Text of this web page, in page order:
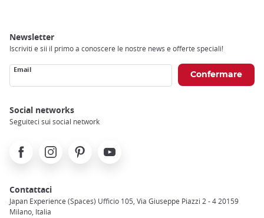
Newsletter
Iscriviti e sii il primo a conoscere le nostre news e offerte speciali!
Email
Social networks
Seguiteci sui social network
FacebookInstagramPinterest Youtube
Contattaci
Japan Experience (Spaces) Ufficio 105, Via Giuseppe Piazzi 2 - 4 20159
Milano, Italia